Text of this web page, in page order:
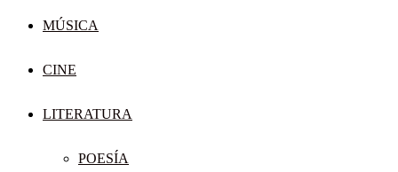
MÚSICA
CINE
LITERATURA
POESÍA